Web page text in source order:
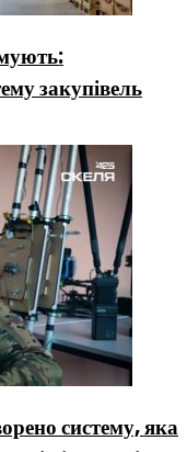
закупівель
систему, яка